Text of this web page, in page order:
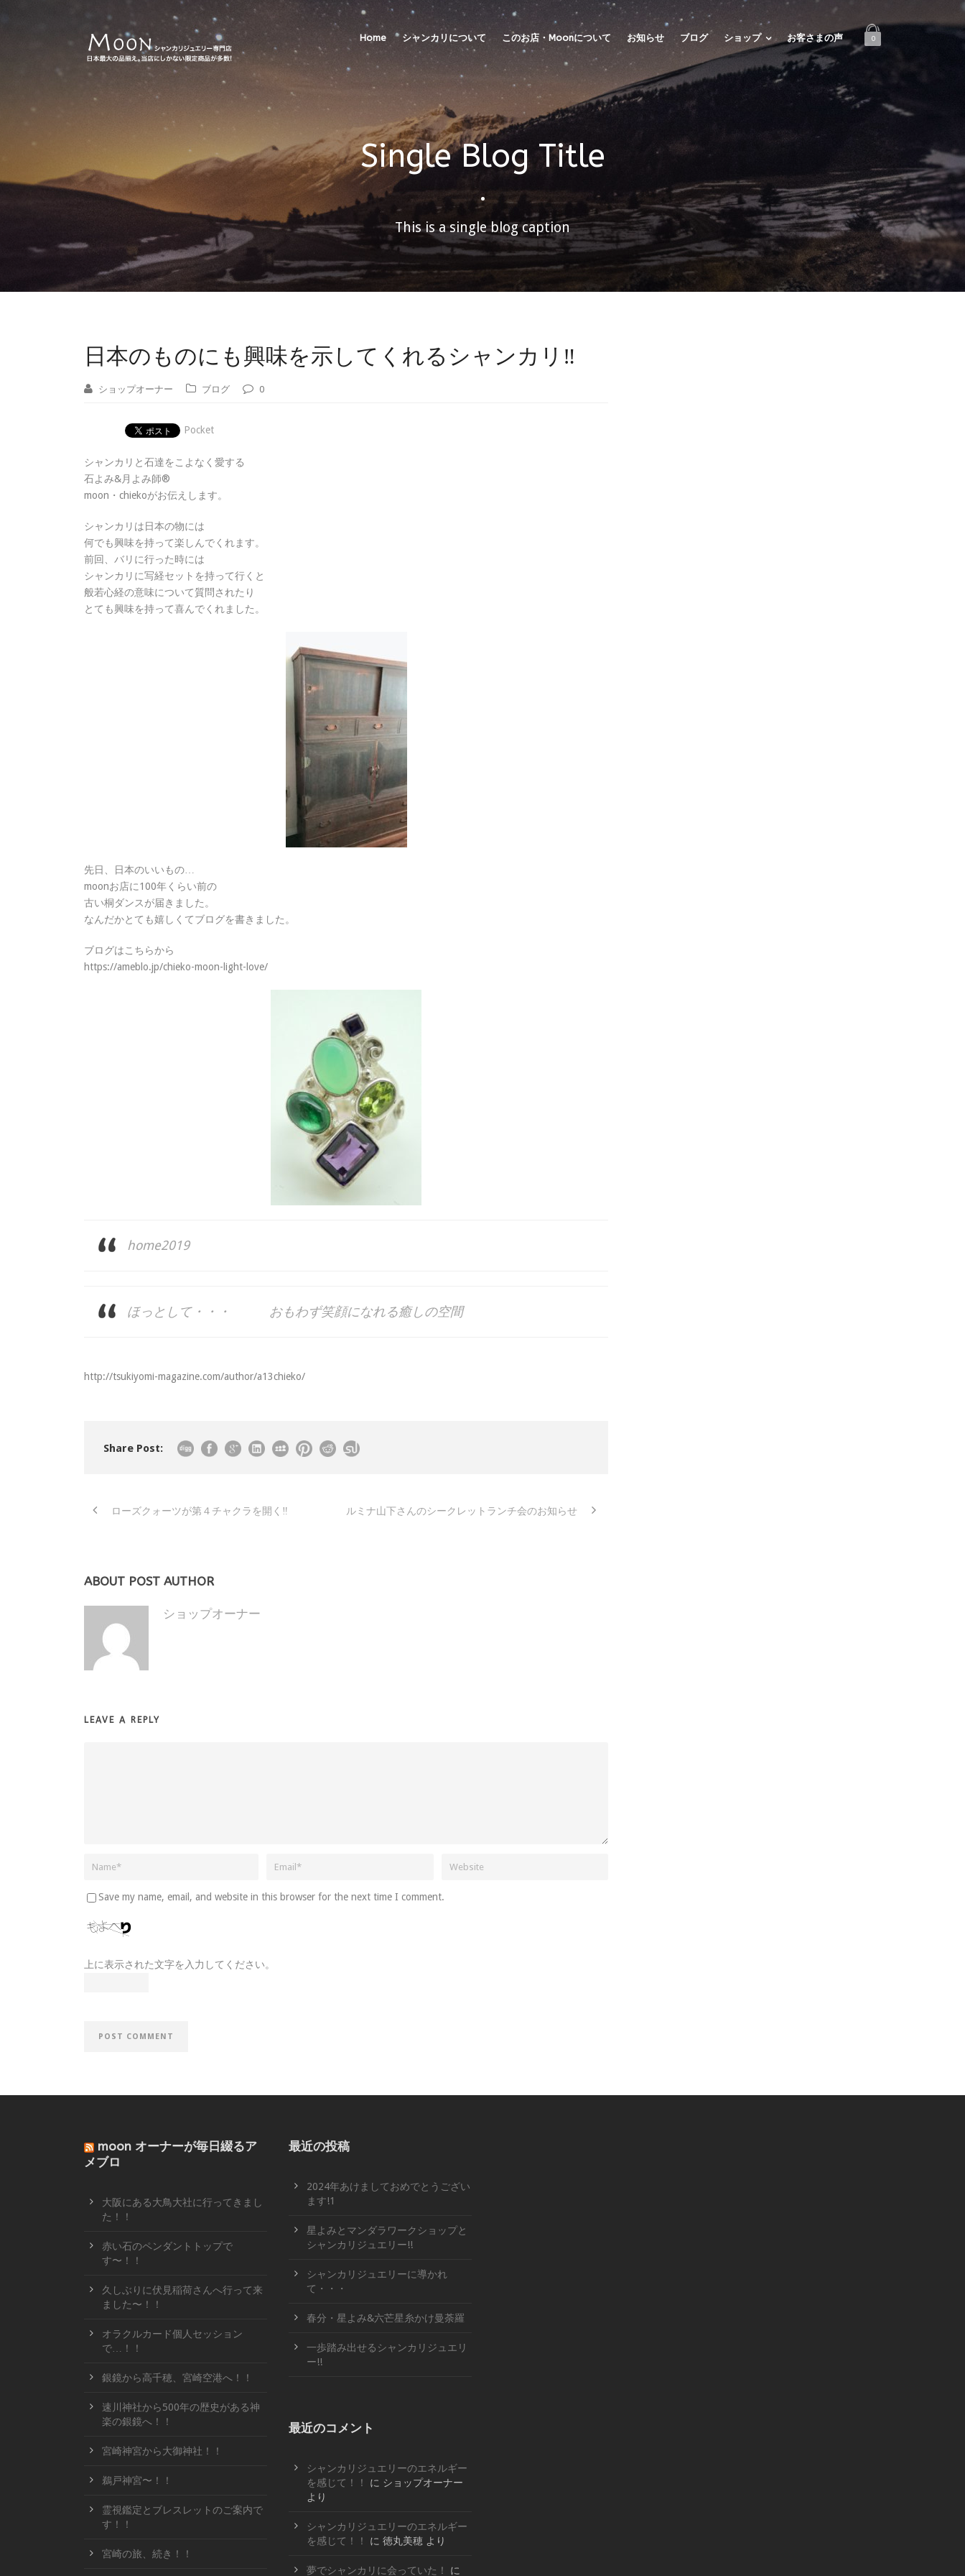
Home シャンカリについて このお店・Moonについて お知らせ ブログ ショップ お客さまの声 0
Single Blog Title
•
This is a single blog caption
日本のものにも興味を示してくれるシャンカリ‼︎
ショップオーナー ブログ 0
Pocket
シャンカリと石達をこよなく愛する
石よみ&月よみ師®
moon・chiekoがお伝えします。
シャンカリは日本の物には
何でも興味を持って楽しんでくれます。
前回、バリに行った時には
シャンカリに写経セットを持って行くと
般若心経の意味について質問されたり
とても興味を持って喜んでくれました。
先日、日本のいいもの…
moonお店に100年くらい前の
古い桐ダンスが届きました。
なんだかとても嬉しくてブログを書きました。
ブログはこちらから
https://ameblo.jp/chieko-moon-light-love/
home2019
ほっとして・・・ おもわず笑顔になれる癒しの空間
http://tsukiyomi-magazine.com/author/a13chieko/
Share Post:
ローズクォーツが第４チャクラを開く‼︎ ルミナ山下さんのシークレットランチ会のお知らせ
ABOUT POST AUTHOR
ショップオーナー
LEAVE A REPLY
Save my name, email, and website in this browser for the next time I comment.
上に表示された文字を入力してください。
moon オーナーが毎日綴るア
メブロ
大阪にある大鳥大社に行ってきまし
た！！
赤い石のペンダントトップで
す〜！！
久しぶりに伏見稲荷さんへ行って来
ました〜！！
オラクルカード個人セッション
で…！！
銀鏡から高千穂、宮崎空港へ！！
速川神社から500年の歴史がある神
楽の銀鏡へ！！
宮崎神宮から大御神社！！
鵜戸神宮〜！！
霊視鑑定とブレスレットのご案内で
す！！
宮崎の旅、続き！！
最近の投稿
2024年あけましておめでとうござい
ます!1
星よみとマンダラワークショップと
シャンカリジュエリー!!
シャンカリジュエリーに導かれ
て・・・
春分・星よみ&六芒星糸かけ曼荼羅
一歩踏み出せるシャンカリジュエリ
ー!!
最近のコメント
シャンカリジュエリーのエネルギー
を感じて！！
に ショップオーナー
より
シャンカリジュエリーのエネルギー
を感じて！！
に 徳丸美穂 より
夢でシャンカリに会っていた！ に